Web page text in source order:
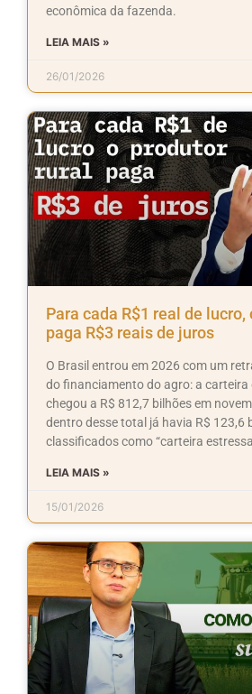
econômica da fazenda.
LEIA MAIS »
26/01/2026
Para cada R$1 real de lucro,
paga R$3 reais de juros
O Brasil entrou em 2026 com um
do financiamento do agro: a carteira
chegou a R$ 812,7 bilhões em
dentro desse total já havia R$ 123,6
classificados como “carteira
LEIA MAIS »
15/01/2026